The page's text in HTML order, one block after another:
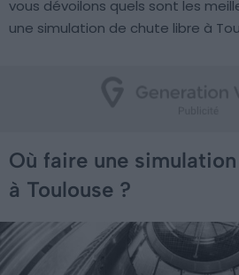
vous dévoilons quels sont les
une simulation de chute libre à
Où faire une
à Toulouse ?